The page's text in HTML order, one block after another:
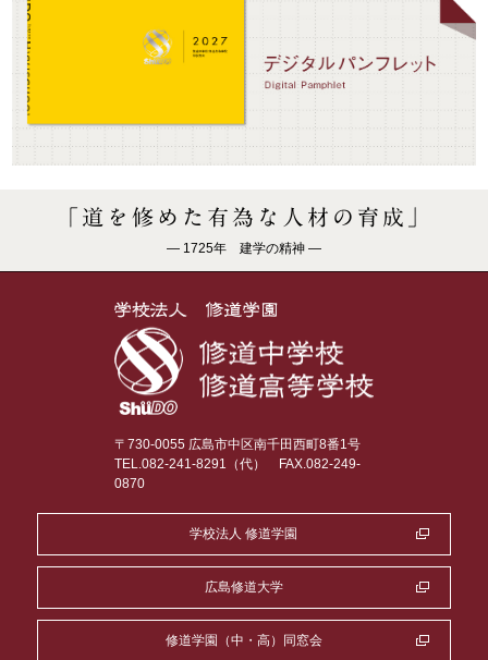
「道を修めた有為な人材の育成」
― 1725年 建学の精神 ―
〒730-0055 広島市中区南千田西町8番1号
TEL.082-241-8291（代）
FAX.082-249-
0870
学校法人 修道学園
広島修道大学
修道学園（中・高）同窓会